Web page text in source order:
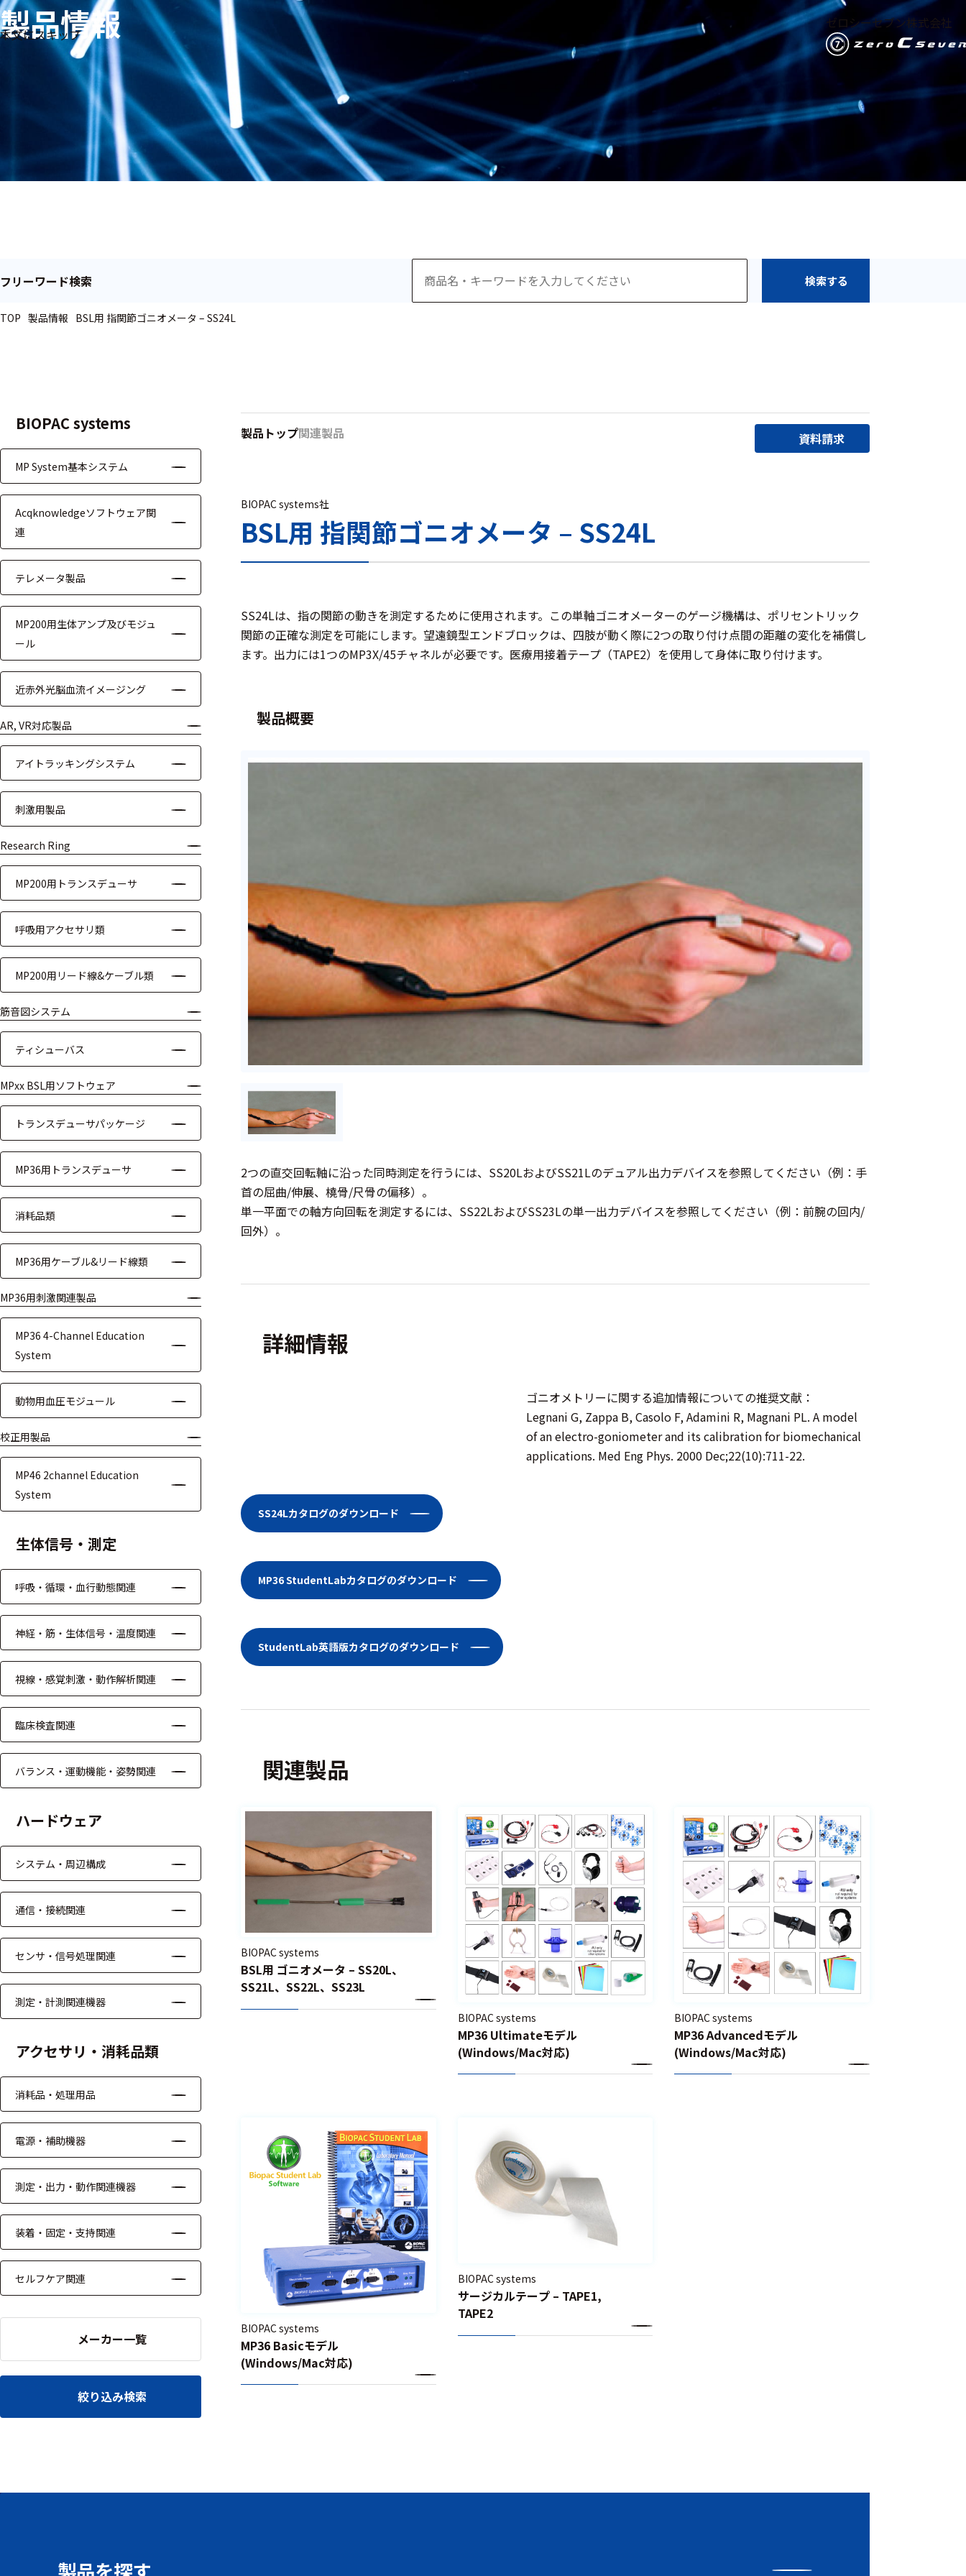
本文にスキップ
ゼロシーセブン株式会社
生体
信
号・
測定
メー
カー
フリ
検索
療
用
研
究
用
教
用
ワイヤレス・無
線対応
MRI対応
システム・周辺
構成
装置本体
デバイス
テム
トリガー
ケーブル
テレメー
タ
スイッチ
センサ・信号処
信号処理
モジュー
ル
フィルタ
ソフトウ
機器
ゴニオメ
ータ
アイトラ
ッキング
プローブ
計測機器
選
し
件
を
リ
ア
る
698
製
を
表
る
製品情報
フリーワード検索 検索する
TOP 製品情報 BSL用 指関節ゴニオメータ – SS24L
BIOPAC systems
MP System基本システム
Acqknowledgeソフトウェア関
連
テレメータ製品
MP200用生体アンプ及びモジュ
ール
近赤外光脳血流イメージング
AR, VR対応製品
アイトラッキングシステム
刺激用製品
Research Ring
MP200用トランスデューサ
呼吸用アクセサリ類
MP200用リード線&ケーブル類
筋音図システム
ティシューバス
MPxx BSL用ソフトウェア
トランスデューサパッケージ
MP36用トランスデューサ
消耗品類
MP36用ケーブル&リード線類
MP36用刺激関連製品
MP36 4-Channel Education
System
動物用血圧モジュール
校正用製品
MP46 2channel Education
System
生体信号・測定
呼吸・循環・血行動態関連
神経・筋・生体信号・温度関連
視線・感覚刺激・動作解析関連
臨床検査関連
バランス・運動機能・姿勢関連
ハードウェア
システム・周辺構成
通信・接続関連
センサ・信号処理関連
測定・計測関連機器
アクセサリ・消耗品類
消耗品・処理用品
電源・補助機器
測定・出力・動作関連機器
装着・固定・支持関連
セルフケア関連
メーカー一覧
絞り込み検索
製品トップ関連製品 資料請求
BIOPAC systems社
BSL用 指関節ゴニオメータ – SS24L
SS24Lは、指の関節の動きを測定するために使用されます。この単軸ゴニオメーターのゲージ機構は、ポリセントリック
関節の正確な測定を可能にします。望遠鏡型エンドブロックは、四肢が動く際に2つの取り付け点間の距離の変化を補償し
ます。出力には1つのMP3X/45チャネルが必要です。医療用接着テープ（TAPE2）を使用して身体に取り付けます。
製品概要
2つの直交回転軸に沿った同時測定を行うには、SS20LおよびSS21Lのデュアル出力デバイスを参照してください（例：手
首の屈曲/伸展、橈骨/尺骨の偏移）。
単一平面での軸方向回転を測定するには、SS22LおよびSS23Lの単一出力デバイスを参照してください（例：前腕の回内/
回外）。
詳細情報
ゴニオメトリーに関する追加情報についての推奨文献：
Legnani G, Zappa B, Casolo F, Adamini R, Magnani PL. A model
of an electro-goniometer and its calibration for biomechanical
applications. Med Eng Phys. 2000 Dec;22(10):711-22.
SS24Lカタログのダウンロード
MP36 StudentLabカタログのダウンロード
StudentLab英語版カタログのダウンロード
関連製品
BIOPAC systems
BSL用 ゴニオメータ – SS20L、
SS21L、SS22L、SS23L
BIOPAC systems
MP36 Ultimateモデル
(Windows/Mac対応)
BIOPAC systems
MP36 Advancedモデル
(Windows/Mac対応)
BIOPAC systems
MP36 Basicモデル
(Windows/Mac対応)
BIOPAC systems
サージカルテープ – TAPE1,
TAPE2
製品を探す